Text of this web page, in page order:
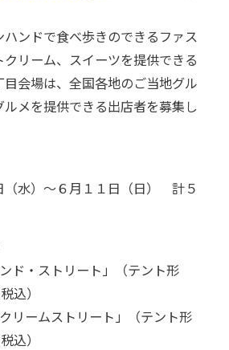
ハンドで食べ歩きのできるファス
クリーム、スイーツを提供できる
会場は、全国各地のご当地グル
メを提供できる出店者を募集し
（水）～６月１１日（日） 計５
・ストリート」（テント形
込）
ームストリート」（テント形
込）